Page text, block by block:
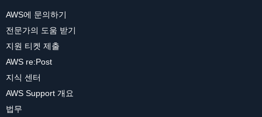
AWS에 문의하기
전문가의 도움 받기
지원 티켓 제출
AWS re:Post
지식 센터
AWS Support 개요
법무